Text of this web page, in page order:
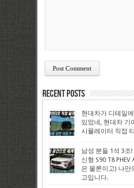
Recent Posts
현대차가 디테일
있었네, 현대차 기
시뮬레이터 직접
남성 분들 1석 3조
신형 S90 T8 PHEV
은 물론이고) 나만
고입니다.